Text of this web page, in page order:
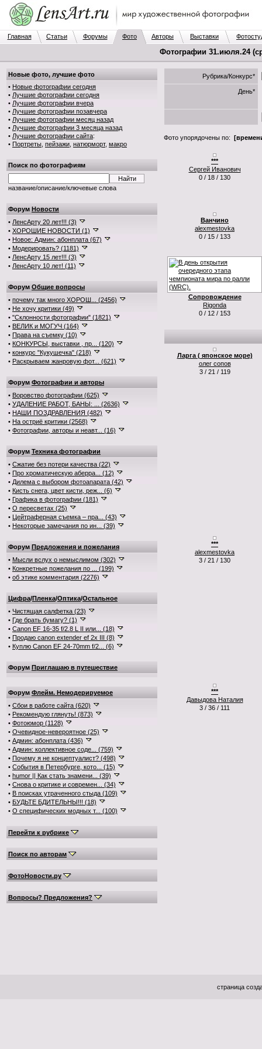
Главная Статьи Форумы Фото Авторы Выставки
Фотографии 31.июля.24
Новые фото, лучшие фото
• Новые фотографии сегодня
• Лучшие фотографии сегодня
• Лучшие фотографии вчера
• Лучшие фотографии позавчера
• Лучшие фотографии месяц назад
• Лучшие фотографии 3 месяца назад
• Лучшие фотографии сайта:
• Портреты пейзажи натюрморт, макро
Поиск по фотографиям
название/описание/ключевые слова
Форум Новости
• ЛенсАрту 20 лет!!! (3)
• ХОРОШИЕ НОВОСТИ (1)
• Новое: Админ: абонплата (67)
• Модерировать? (1181)
• ЛенсАрту 15 лет!!! (3)
• ЛенсАрту 10 лет! (11)
Форум Общие вопросы
• почему так много ХОРОШ... (2456)
• Не хочу критики (49)
• "Склонности фотографии" (1821)
• ВЕЛИК и МОГУЧ (164)
• Права на съемку (10)
• КОНКУРСЫ, выставки , пр... (120)
• конкурс "Кукушечка" (218)
• Раскрываем жанровую фот... (621)
Форум Фотографии и авторы
• Воровство фотографии (625)
• УДАЛЕНИЕ РАБОТ, БАНЫ: ... (2636)
• НАШИ ПОЗДРАВЛЕНИЯ (482)
• На остриё критики (2568)
• Фотографии, авторы и неавт... (16)
Форум Техника фотографии
• Сжатие без потери качества (22)
• Про хроматическую аберра... (12)
• Дилема с выбором фотоапарата (42)
• Кисть снега, цвет кисти, реж... (6)
• Графика в фотографии (181)
• О пересветах (25)
• Цейтраферная съемка – пра... (43)
• Некоторые замечания по ин... (39)
Форум Предложения и пожелания
• Мысли вслух о немыслимом (302)
• Конкретные пожелания по ... (199)
• об этике комментария (2276)
Цифра/Пленка/Оптика/Остальное
• Чистящая салфетка (23)
• Где брать бумагу? (1)
• Canon EF 16-35 f/2.8 L II или... (18)
• Продаю canon extender ef 2x III (8)
• Куплю Canon EF 24-70mm f/2... (6)
Форум Приглашаю в путешествие
Форум Флейм. Немодерируемое
• Сбои в работе сайта (620)
• Рекомендую глянуть! (873)
• Фотоюмор (1128)
• Очевидное-невероятное (25)
• Админ: абонплата (436)
• Админ: коллективное соде... (759)
• Почему я не концептуалист? (498)
• События в Петербурге, кото... (15)
• humor || Как стать знамени... (39)
• Снова о критике и современ... (34)
• В поисках утраченного стыда (109)
• БУДЬТЕ БДИТЕЛЬНЫ!!! (18)
• О специфических модных т... (100)
Перейти к рубрике
Поиск по авторам
ФотоНовости.ру
Вопросы? Предложения?
Рубрика/Конкурс*
День*
Фото упорядочены по:
***
Сергей Иванович
0 / 18 / 130
Ванчино
alexmestovka
0 / 15 / 133
Сопровождение
Rigonda
0 / 12 / 153
Ларга ( японское море)
олег сопов
3 / 21 / 119
***
alexmestovka
3 / 21 / 130
***
Давыдова Наталия
3 / 36 / 111
страница